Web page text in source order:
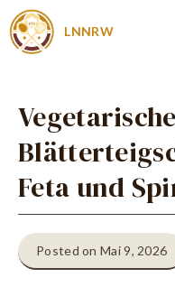
Zum
Inhalt
LNNRW
Vegetarische
Feta und
Posted on Mai 9, 2026